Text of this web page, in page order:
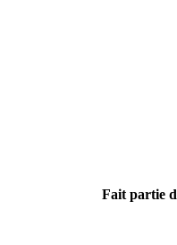
Fait partie